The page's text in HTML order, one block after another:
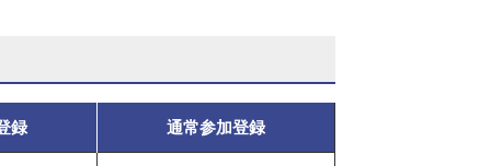
録 通常参加登録